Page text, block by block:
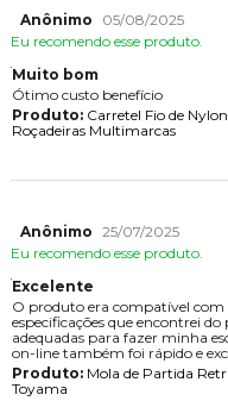
Anônimo
05/08/2025
Eu recomendo esse produto.
Muito bom
Ótimo custo benefício
Produto:Carretel Fio de
Roçadeiras Multimarcas
Anônimo 25/07/2025
Eu recomendo esse produto.
Excelente
O produto era compatível
especificações que encontrei
adequadas para fazer minha
on-line também foi rápido e
Produto:Mola de Partida
Toyama